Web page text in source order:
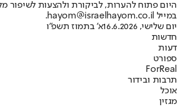
היום פתוח להערות, לביקורת ולהצעות לשיפור
במייל hayom@israelhayom.co.il.
יום שלישי, 16.6.2026
א' בתמוז תשפ"ו
חדשות
דעות
ספורט
ForReal
תרבות ובידור
אוכל
מגזין